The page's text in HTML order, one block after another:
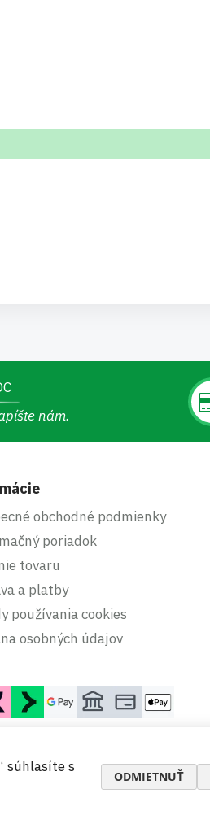
nám.
obchodné podmienky
poriadok
tovaru
a platby
používania cookies
osobných údajov
súhlasíte s
ODMIETNUŤ